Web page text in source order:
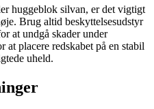
huggeblok silvan, er det vigtigt
Brug altid beskyttelsesudstyr
at undgå skader under
placere redskabet på en stabil
uheld.